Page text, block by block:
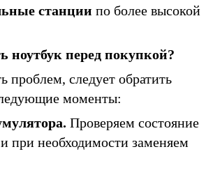
станции по более высокой
ноутбук перед покупкой?
проблем, следует обратить
моменты:
Проверяем состояние
при необходимости заменяем